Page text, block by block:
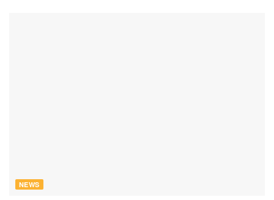
NEWS